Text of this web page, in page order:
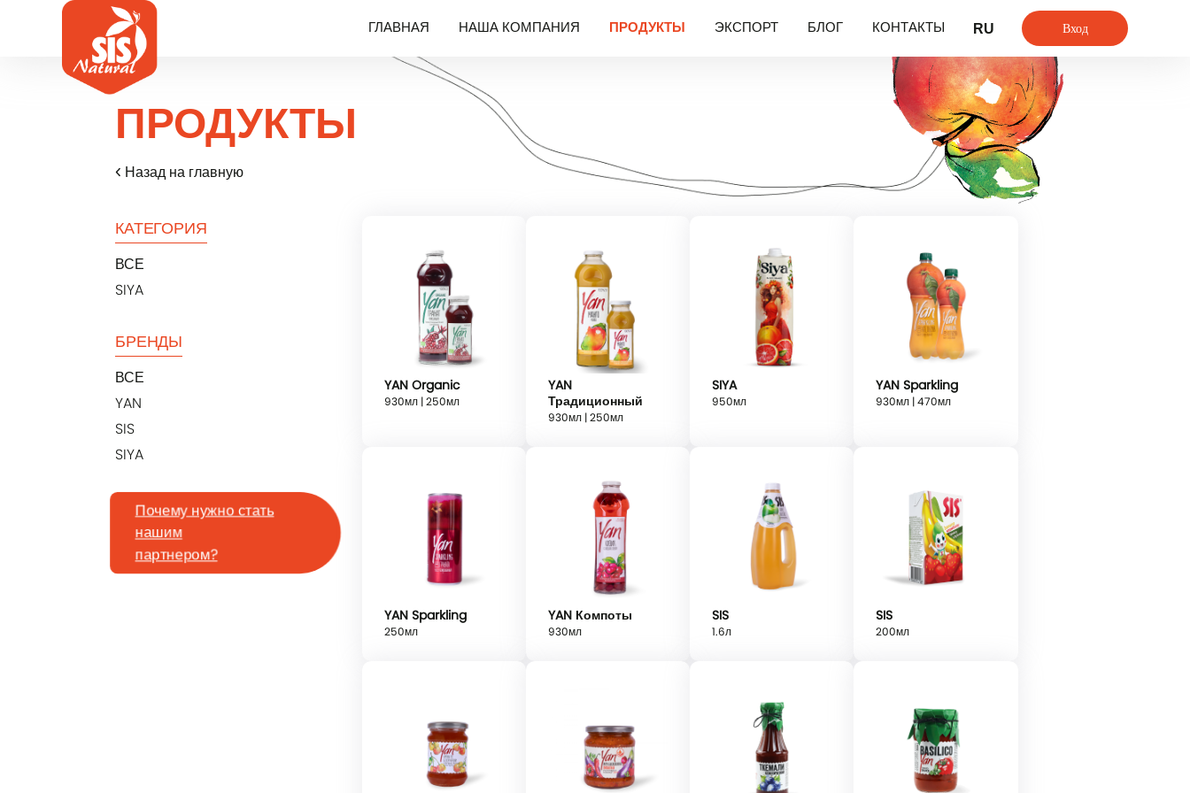
ГЛАВНАЯ НАША КОМПАНИЯ ПРОДУКТЫ ЭКСПОРТ БЛОГ КОНТАКТЫ RU Вход
Lorem Ipsum...
Эл. почта
Вход
ПРОДУКТЫ
Назад на главную
КАТЕГОРИЯ
ВСЕ
SIYA
БРЕНДЫ
ВСЕ
YAN
SIS
SIYA
Почему нужно стать
нашим
партнером?
YAN Organic
930мл | 250мл
YAN
Традиционный
930мл | 250мл
SIYA
950мл
YAN Sparkling
930мл | 470мл
YAN Sparkling
250мл
YAN Компоты
930мл
SIS
1.6л
SIS
200мл